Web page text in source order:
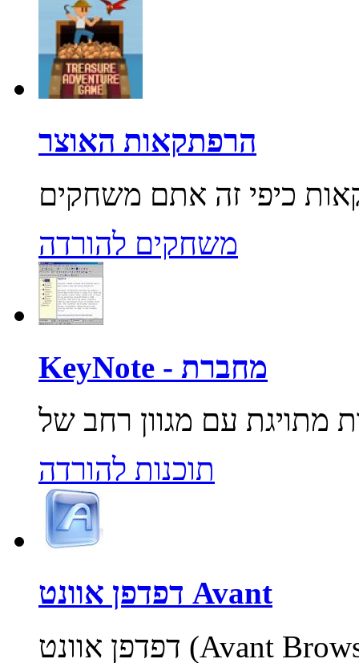
הרפתקאות האוצר
משחקים להורדה
KeyNote - מחברת
תוכנות להורדה
דפדפן אוונט Avant